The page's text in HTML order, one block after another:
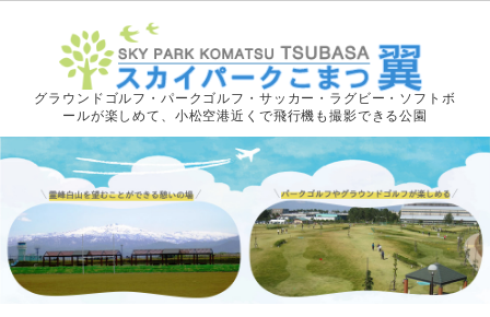
グラウンドゴルフ・パークゴルフ・サッカー・ラグビー・ソフトボ
ールが楽しめて、小松空港近くで飛行機も撮影できる公園